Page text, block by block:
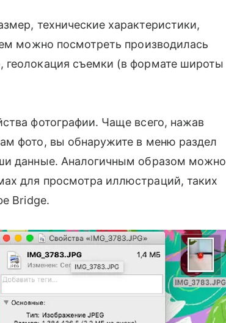
технические характеристики,
можно посмотреть производилась
съемки (в формате широты
фотографии. Чаще всего, нажав
фото, вы обнаружите в меню раздел
данные. Аналогичным образом можно
для просмотра иллюстраций, таких
Bridge.